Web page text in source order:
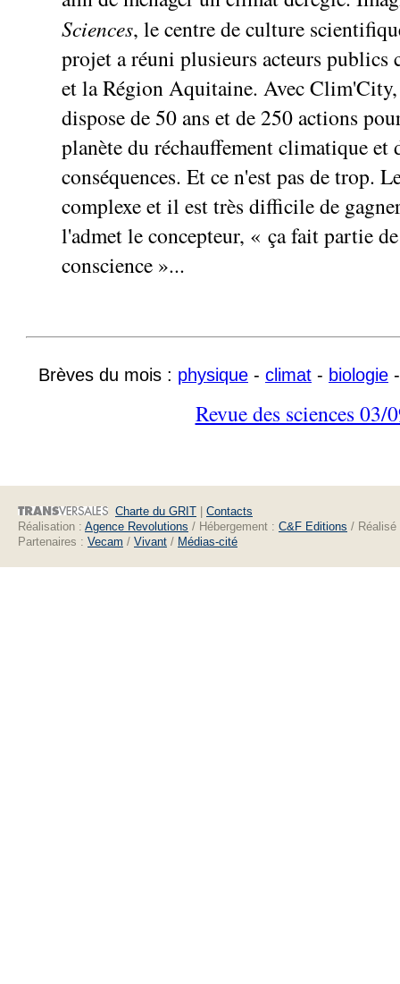
Sciences, le centre de culture
projet a réuni plusieurs acteurs publics
et la Région Aquitaine. Avec
dispose de 50 ans et de 250 actions
planète du réchauffement climatique et
conséquences. Et ce n'est pas de trop.
complexe et il est très difficile de
l'admet le concepteur, « ça fait partie
conscience »...
Brèves du mois : physique - climat - biologie
Revue des sciences 03/
Charte du GRIT
Contacts
Réalisation : Agence Revolutions / Hébergement : C&F Editions /
Partenaires : Vecam / Vivant / Médias-cité